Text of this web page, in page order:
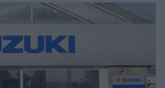
a még mindig magas
saját tőkéje így még mindig
milliárd forintos mínuszt mutat.